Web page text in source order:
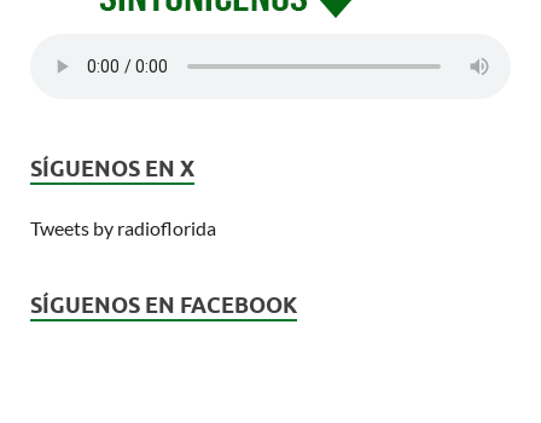
SÍGUENOS EN X
Tweets by radioflorida
SÍGUENOS EN FACEBOOK